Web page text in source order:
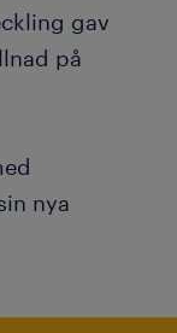
gav
på
nya